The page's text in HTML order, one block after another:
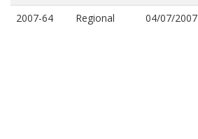
2007-64 Regional 04/07/2007